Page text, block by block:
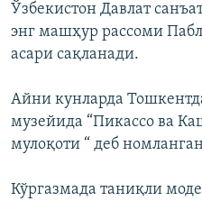
Ўзбекистон Давлат
энг машҳур рассоми
асари сақланади.
Айни кунларда
музейида “Пикассо ва
мулоқоти “ деб
Кўргазмада таниқли